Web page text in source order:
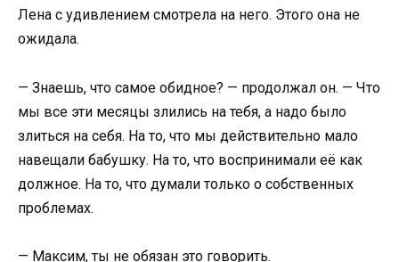
Лена с удивлением смотрела на него. Этого она не
ожидала.
— Знаешь, что самое обидное? — продолжал он. — Что
мы все эти месяцы злились на тебя, а надо было
злиться на себя. На то, что мы действительно мало
навещали бабушку. На то, что воспринимали её как
должное. На то, что думали только о собственных
проблемах.
— Максим, ты не обязан это говорить.